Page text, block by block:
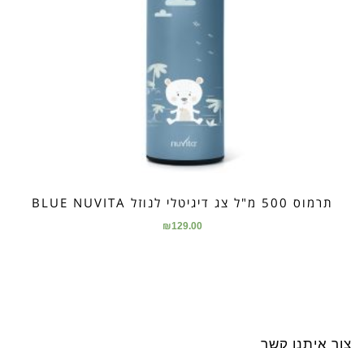
תרמוס 500 מ"ל צג דיגיטלי לנוזל BLUE NUVITA
₪129.00
צור איתנו קשר